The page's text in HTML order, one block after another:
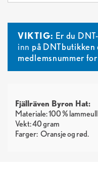
VIKTIG: Er du
inn på
medlemsnummer
Fjällräven Byron Hat:
Materiale: 100 % lammeull
Vekt: 40 gram
Farger: Oransje rød